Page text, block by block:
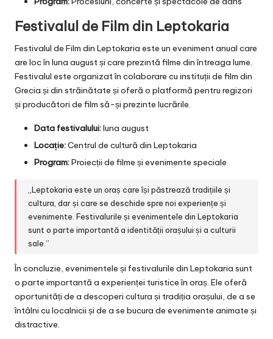
Festivalul de Film din Leptokaria
Festivalul de Film din Leptokaria este un eveniment anual care
are loc în luna august și care prezintă filme din întreaga lume.
Festivalul este organizat în colaborare cu instituții de film din
Grecia și din străinătate și oferă o platformă pentru regizori
și producători de film să-și prezinte lucrările.
Data festivalului:luna august
Locație:Centrul de cultură din Leptokaria
Program:Proiecții de filme și evenimente speciale
„Leptokaria este un oraș care își păstrează tradițiile și
cultura, dar și care se deschide spre noi experiențe și
evenimente. Festivalurile și evenimentele din Leptokaria
sunt o parte importantă a identității orașului și a culturii
sale.”
În concluzie, evenimentele și festivalurile din Leptokaria sunt
o parte importantă a experienței turistice în oraș. Ele oferă
oportunități de a descoperi cultura și tradiția orașului, de a se
întâlni cu localnicii și de a se bucura de evenimente animate și
distractive.